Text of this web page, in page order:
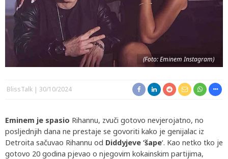
(Foto: Eminem Instagram)
BlissTalk 30/10/2024
Eminem je spasio Rihannu, zvuči gotovo nevjerojatno, no
posljednjih dana ne prestaje se govoriti kako je genijalac iz
Detroita sačuvao Rihannu od Diddyjeve ‘šape‘. Kao netko tko je
gotovo 20 godina pjevao o njegovim kokainskim partijima,